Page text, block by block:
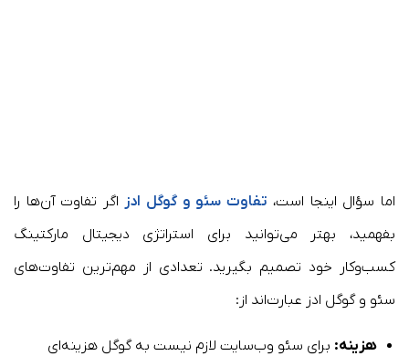
اما سؤال اینجا است، تفاوت سئو و گوگل ادز اگر تفاوت آن‌ها را
بفهمید، بهتر می‌توانید برای استراتژی دیجیتال مارکتینگ
کسب‌وکار خود تصمیم بگیرید. تعدادی از مهم‌ترین تفاوت‌های
سئو و گوگل ادز عبارت‌اند از:
هزینه: برای سئو وب‌سایت لازم نیست به گوگل هزینه‌ای